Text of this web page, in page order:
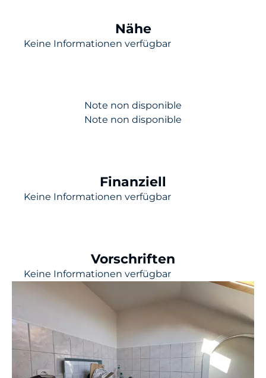
Nähe
Keine Informationen verfügbar
Note non disponible
Note non disponible
Finanziell
Keine Informationen verfügbar
Vorschriften
Keine Informationen verfügbar